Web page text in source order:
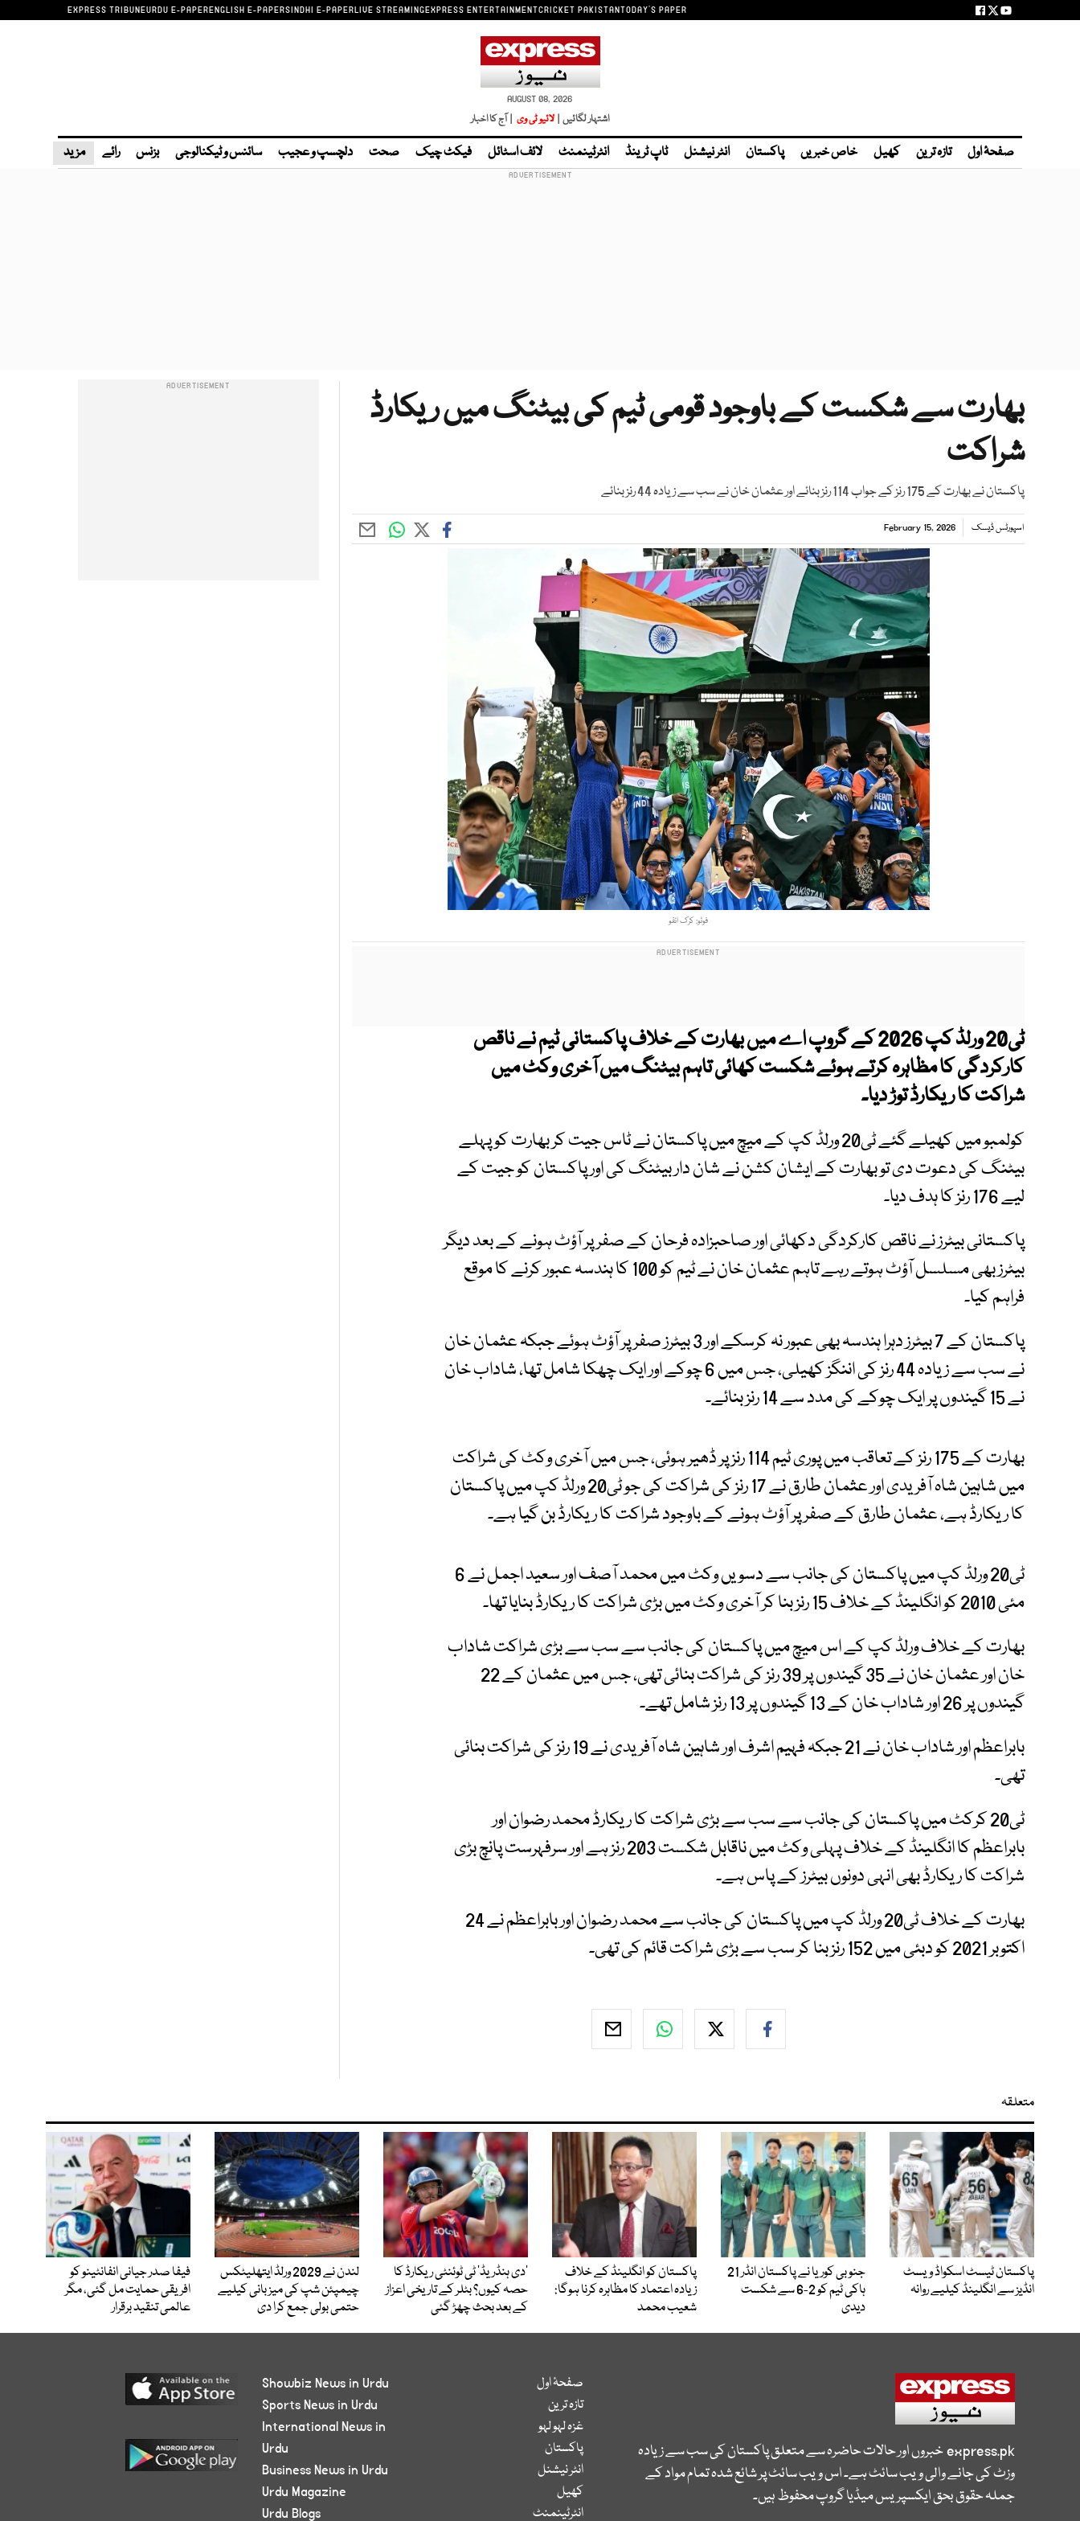
EXPRESS TRIBUNEURDU E-PAPERENGLISH E-PAPERSINDHI E-PAPERLIVE STREAMINGEXPRESS ENTERTAINMENTCRICKET PAKISTANTODAY'S PAPER
AUGUST 08, 2026
اشتہار لگائیں | لائیو ٹی وی | آج کا اخبار
صفحۂ اول تازہ ترین کھیل خاص خبریں پاکستان انٹر نیشنل ٹاپ ٹرینڈ انٹرٹینمنٹ لائف اسٹائل فیکٹ چیک صحت دلچسپ و عجیب سائنس و ٹیکنالوجی بزنس رائے مزید
بھارت سے شکست کے باوجود قومی ٹیم کی بیٹنگ میں ریکارڈ
شراکت
پاکستان نے بھارت کے 175 رنز کے جواب 114 رنز بنائے اور عثمان خان نے سب سے زیادہ 44 رنز بنائے
اسپورٹس ڈیسک February 15, 2026
فوٹو: کرک انفو
ٹی20 ورلڈ کپ 2026 کے گروپ اے میں بھارت کے خلاف پاکستانی ٹیم نے ناقص
کارکردگی کا مظاہرہ کرتے ہوئے شکست کھائی تاہم بیٹنگ میں آخری وکٹ میں
شراکت کا ریکارڈ توڑ دیا۔
کولمبو میں کھیلے گئے ٹی20 ورلڈ کپ کے میچ میں پاکستان نے ٹاس جیت کر بھارت کو پہلے
بیٹنگ کی دعوت دی تو بھارت کے ایشان کشن نے شان دار بیٹنگ کی اور پاکستان کو جیت کے
لیے 176 رنز کا ہدف دیا۔
پاکستانی بیٹرز نے ناقص کارکردگی دکھائی اور صاحبزادہ فرحان کے صفر پر آؤٹ ہونے کے بعد دیگر
بیٹرز بھی مسلسل آؤٹ ہوتے رہے تاہم عثمان خان نے ٹیم کو 100 کا ہندسہ عبور کرنے کا موقع
فراہم کیا۔
پاکستان کے 7 بیٹرز دہرا ہندسہ بھی عبور نہ کرسکے اور 3 بیٹرز صفر پر آؤٹ ہوئے جبکہ عثمان خان
نے سب سے زیادہ 44 رنز کی اننگز کھیلی، جس میں 6 چوکے اور ایک چھکا شامل تھا، شاداب خان
نے 15 گیندوں پر ایک چوکے کی مدد سے 14 رنز بنائے۔
بھارت کے 175 رنز کے تعاقب میں پوری ٹیم 114 رنز پر ڈھیر ہوئی، جس میں آخری وکٹ کی شراکت
میں شاہین شاہ آفریدی اور عثمان طارق نے 17 رنز کی شراکت کی جو ٹی20 ورلڈ کپ میں پاکستان
کا ریکارڈ ہے، عثمان طارق کے صفر پر آؤٹ ہونے کے باوجود شراکت کا ریکارڈ بن گیا ہے۔
ٹی20 ورلڈ کپ میں پاکستان کی جانب سے دسویں وکٹ میں محمد آصف اور سعید اجمل نے 6
مئی 2010 کو انگلینڈ کے خلاف 15 رنز بنا کر آخری وکٹ میں بڑی شراکت کا ریکارڈ بنایا تھا۔
بھارت کے خلاف ورلڈ کپ کے اس میچ میں پاکستان کی جانب سے سب سے بڑی شراکت شاداب
خان اور عثمان خان نے 35 گیندوں پر 39 رنز کی شراکت بنائی تھی، جس میں عثمان کے 22
گیندوں پر 26 اور شاداب خان کے 13 گیندوں پر 13 رنز شامل تھے۔
بابراعظم اور شاداب خان نے 21 جبکہ فہیم اشرف اور شاہین شاہ آفریدی نے 19 رنز کی شراکت بنائی
تھی۔
ٹی20 کرکٹ میں پاکستان کی جانب سے سب سے بڑی شراکت کا ریکارڈ محمد رضوان اور
بابراعظم کا انگلینڈ کے خلاف پہلی وکٹ میں ناقابل شکست 203 رنز ہے اور سرفہرست پانچ بڑی
شراکت کا ریکارڈ بھی انہی دونوں بیٹرز کے پاس ہے۔
بھارت کے خلاف ٹی20 ورلڈ کپ میں پاکستان کی جانب سے محمد رضوان اور بابراعظم نے 24
اکتوبر 2021 کو دبئی میں 152 رنز بنا کر سب سے بڑی شراکت قائم کی تھی۔
متعلقہ
پاکستان ٹیسٹ اسکواڈ ویسٹ
انڈیز سے انگلینڈ کیلیے روانہ
جنوبی کوریا نے پاکستان انڈر 21
ہاکی ٹیم کو 2-6 سے شکست
دیدی
پاکستان کو انگلینڈ کے خلاف
زیادہ اعتماد کا مظاہرہ کرنا ہوگا:
شعیب محمد
’دی ہنڈریڈ‘ ٹی ٹوئنٹی ریکارڈ کا
حصہ کیوں؟ بٹلر کے تاریخی اعزاز
کے بعد بحث چھڑ گئی
لندن نے 2029 ورلڈ ایتھلیٹکس
چیمپئن شپ کی میزبانی کیلیے
حتمی بولی جمع کرا دی
فیفا صدر جیانی انفانٹینو کو
افریقی حمایت مل گئی، مگر
عالمی تنقید برقرار
express.pkخبروں اور حالات حاضرہ سے متعلق پاکستان کی سب سے زیادہ
وزٹ کی جانے والی ویب سائٹ ہے۔ اس ویب سائٹ پر شائع شدہ تمام مواد کے
جملہ حقوق بحق ایکسپریس میڈیا گروپ محفوظ ہیں۔
صفحۂ اول
تازہ ترین
غزہ لہو لہو
پاکستان
انٹر نیشنل
کھیل
انٹرٹینمنٹ
Showbiz News in Urdu
Sports News in Urdu
International News in
Urdu
Business News in Urdu
Urdu Magazine
Urdu Blogs